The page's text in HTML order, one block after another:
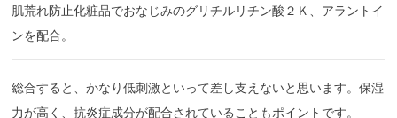
肌荒れ防止化粧品でおなじみのグリチルリチン酸２Ｋ、アラントイ
ンを配合。
総合すると、かなり低刺激といって差し支えないと思います。保湿
力が高く、抗炎症成分が配合されていることもポイントです。